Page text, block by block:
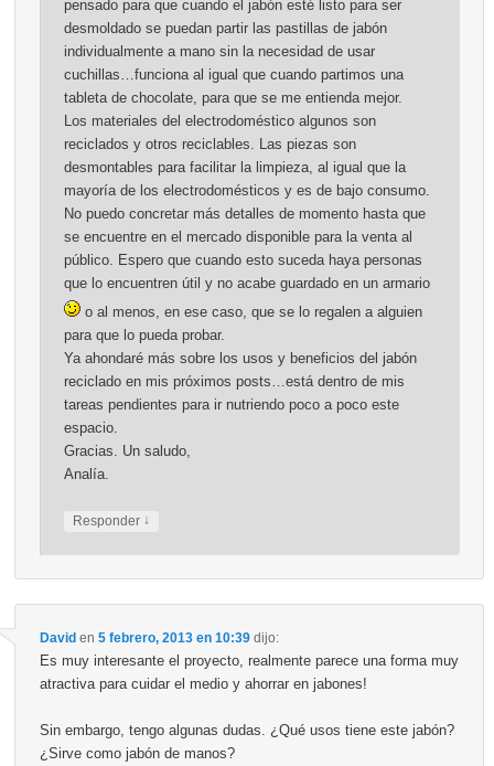
pensado para que cuando el jabón esté listo para ser
desmoldado se puedan partir las pastillas de jabón
individualmente a mano sin la necesidad de usar
cuchillas…funciona al igual que cuando partimos una
tableta de chocolate, para que se me entienda mejor.
Los materiales del electrodoméstico algunos son
reciclados y otros reciclables. Las piezas son
desmontables para facilitar la limpieza, al igual que la
mayoría de los electrodomésticos y es de bajo consumo.
No puedo concretar más detalles de momento hasta que
se encuentre en el mercado disponible para la venta al
público. Espero que cuando esto suceda haya personas
que lo encuentren útil y no acabe guardado en un armario
o al menos, en ese caso, que se lo regalen a alguien
para que lo pueda probar.
Ya ahondaré más sobre los usos y beneficios del jabón
reciclado en mis próximos posts…está dentro de mis
tareas pendientes para ir nutriendo poco a poco este
espacio.
Gracias. Un saludo,
Analía.
Responder ↓
Daviden 5 febrero, 2013 en 10:39 dijo:
Es muy interesante el proyecto, realmente parece una forma muy
atractiva para cuidar el medio y ahorrar en jabones!
Sin embargo, tengo algunas dudas. ¿Qué usos tiene este jabón?
¿Sirve como jabón de manos?